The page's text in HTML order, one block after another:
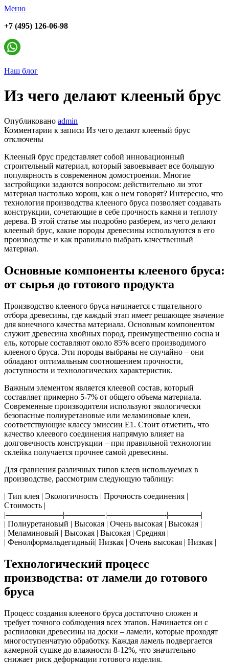
Меню
+7 (495) 126-06-98
Наш блог
Из чего делают клееный брус
Опубликовано admin
Комментарии к записи Из чего делают клееный брус
отключены
Клееный брус представляет собой инновационный
строительный материал, который завоевывает все большую
популярность в современном домостроении. Многие
застройщики задаются вопросом: действительно ли этот
материал настолько хорош, как о нем говорят? Интересно, что
технология производства клееного бруса позволяет создавать
конструкции, сочетающие в себе прочность камня и теплоту
дерева. В этой статье мы подробно разберем, из чего делают
клееный брус, какие породы древесины используются в его
производстве и как правильно выбрать качественный
материал.
Основные компоненты клееного бруса:
от сырья до готового продукта
Производство клееного бруса начинается с тщательного
отбора древесины, где каждый этап имеет решающее значение
для конечного качества материала. Основным компонентом
служит древесина хвойных пород, преимущественно сосна и
ель, которые составляют около 85% всего производимого
клееного бруса. Эти породы выбраны не случайно – они
обладают оптимальным соотношением прочности,
доступности и технологических характеристик.
Важным элементом является клеевой состав, который
составляет примерно 5-7% от общего объема материала.
Современные производители используют экологически
безопасные полиуретановые или меламиновые клеи,
соответствующие классу эмиссии Е1. Стоит отметить, что
качество клеевого соединения напрямую влияет на
долговечность конструкции – при правильной технологии
склейка получается прочнее самой древесины.
Для сравнения различных типов клеев используемых в
производстве, рассмотрим следующую таблицу:
| Тип клея | Экологичность | Прочность соединения |
Стоимость |
|———————|—————|———————-|————|
| Полиуретановый | Высокая | Очень высокая | Высокая |
| Меламиновый | Высокая | Высокая | Средняя |
| Фенолформальдегидный| Низкая | Очень высокая | Низкая |
Технологический процесс
производства: от ламели до готового
бруса
Процесс создания клееного бруса достаточно сложен и
требует точного соблюдения всех этапов. Начинается он с
распиловки древесины на доски – ламели, которые проходят
многоступенчатую обработку. Каждая ламель подвергается
камерной сушке до влажности 8-12%, что значительно
снижает риск деформации готового изделия.